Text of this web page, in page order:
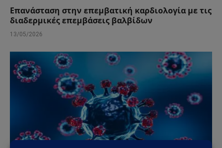
Επανάσταση στην επεμβατική καρδιολογία με τις
διαδερμικές επεμβάσεις βαλβίδων
13/05/2026